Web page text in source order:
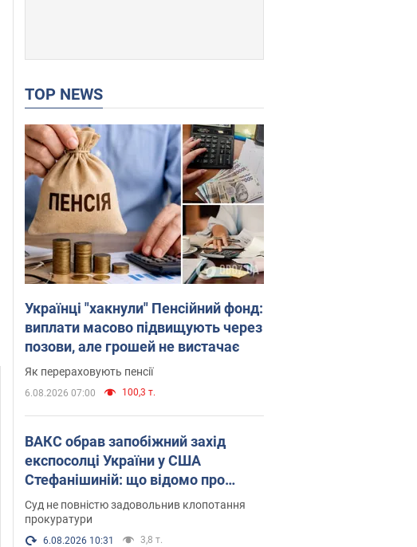
TOP NEWS
Українці "хакнули" Пенсійний фонд:
виплати масово підвищують через
позови, але грошей не вистачає
Як перераховують пенсії
6.08.2026 07:00 100,3 т.
ВАКС обрав запобіжний захід
експосолці України у США
Стефанішиній: що відомо про
справу
Суд не повністю задовольнив клопотання
прокуратури
6.08.2026 10:31 3,8 т.